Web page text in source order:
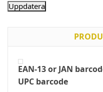
EAN-13 or JAN
UPC barcode